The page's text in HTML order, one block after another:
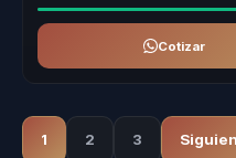
Cotizar
1 2 3